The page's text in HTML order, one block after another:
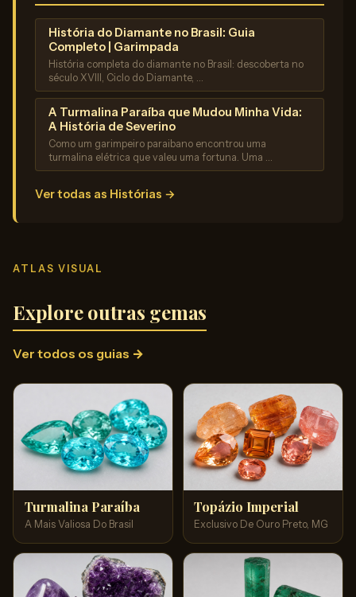
História do Diamante no Brasil: Guia
Completo | Garimpada
História completa do diamante no Brasil: descoberta no
século XVIII, Ciclo do Diamante, …
A Turmalina Paraíba que Mudou Minha Vida:
A História de Severino
Como um garimpeiro paraibano encontrou uma
turmalina elétrica que valeu uma fortuna. Uma …
Ver todas as Histórias →
ATLAS VISUAL
Explore outras gemas
Ver todos os guias →
Turmalina Paraíba
A Mais Valiosa Do Brasil
Topázio Imperial
Exclusivo De Ouro Preto, MG